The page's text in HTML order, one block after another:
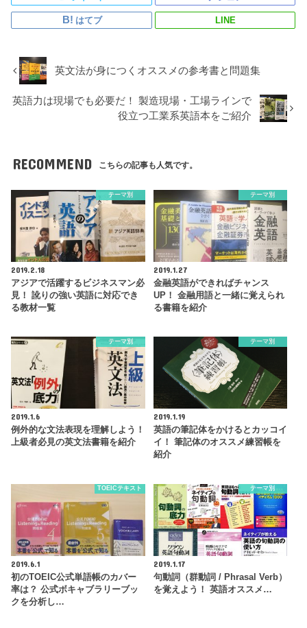
はてブ LINE
英文法が身につくオススメの参考書と問題集
英語力は現場でも必要だ！ 製造現場・工場ラインで
役立つ工業系英語本をご紹介
RECOMMEND こちらの記事も人気です。
テーマ別
2019.2.18
アジアで活躍するビジネスマン必
見！ 訛りの強い英語に対応でき
る教材一覧
テーマ別
2019.1.27
金融英語ができればチャンス
UP！ 金融用語と一緒に覚えられ
る書籍を紹介
テーマ別
2019.1.6
例外的な文法表現を理解しよう！
上級者必見の英文法書籍を紹介
テーマ別
2019.1.19
英語の筆記体をかけるとカッコイ
イ！ 筆記体のオススメ練習帳を
紹介
TOEICテキスト
2019.6.1
初のTOEIC公式単語帳のカバー
率は？ 公式ボキャブラリーブッ
クを分析し…
テーマ別
2019.1.17
句動詞（群動詞 / Phrasal Verb）
を覚えよう！ 英語オススメ…